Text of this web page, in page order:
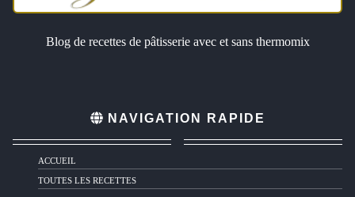
Blog de recettes de pâtisserie avec et sans thermomix
NAVIGATION RAPIDE
ACCUEIL
TOUTES LES RECETTES